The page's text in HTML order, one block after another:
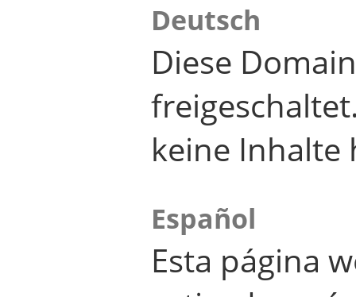
Deutsch
Diese
keine Inhalte
Español
Esta página